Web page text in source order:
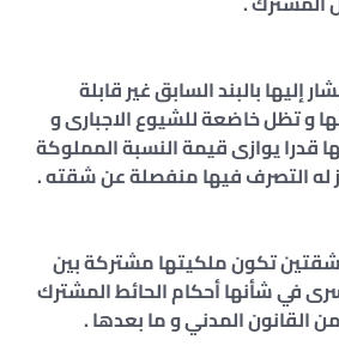
إليها بالبند السابق غير قابلة
و تظل خاضعة للشيوع الاجبارى و
يوازى قيمة النسبة المملوكة
له التصرف فيها منفصلة عن شقته .
شقتين تكون ملكيتها مشتركة بين
في شأنها أحكام الحائط المشترك